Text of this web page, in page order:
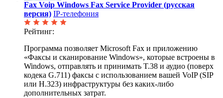
Fax Voip Windows Fax Service Provider (русская
версия) IP-телефония
Рейтинг:
Программа позволяет Microsoft Fax и приложению
«Факсы и сканирование Windows», которые встроены в
Windows, отправлять и принимать T.38 и аудио (поверх
кодека G.711) факсы с использованием вашей VoIP (SIP
или H.323) инфраструктуры без каких-либо
дополнительных затрат.